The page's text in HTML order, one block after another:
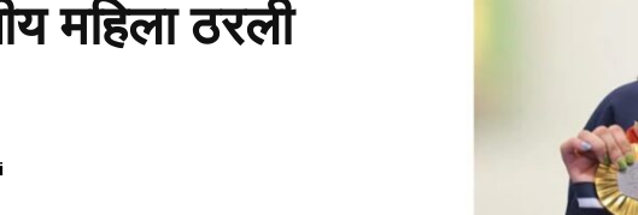
महिला ठरली